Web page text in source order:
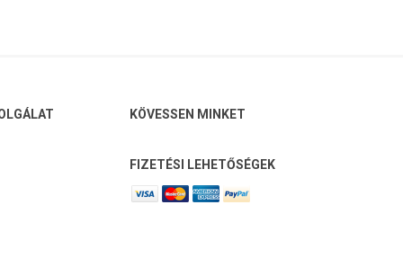
KÖVESSEN MINKET
FIZETÉSI LEHETŐSÉGEK